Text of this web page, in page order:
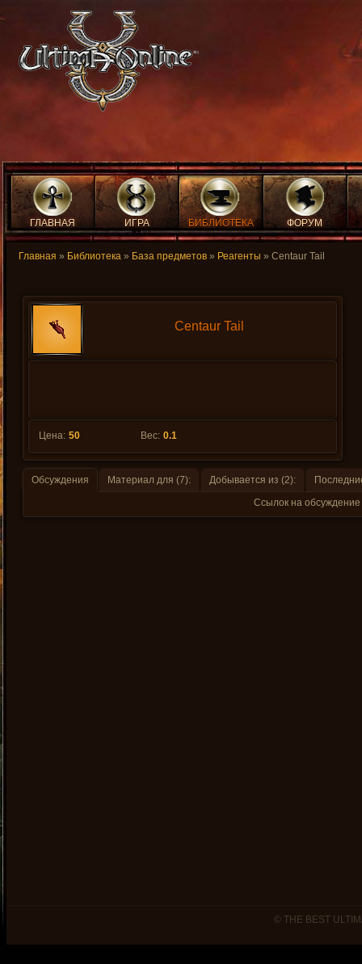
ГЛАВНАЯ ИГРА БИБЛИОТЕКА ФОРУМ
Главная » Библиотека » База предметов » Реагенты » Centaur Tail
Centaur Tail
Цена: 50 Вес: 0.1
Обсуждения Материал для (7): Добывается из (2):
Ссылок на
© THE BEST